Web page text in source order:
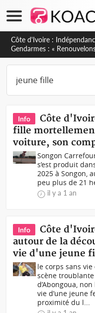
Sierra Leone : Un projet
gestation, points clés des
Info
Côte
fille
voiture, son
Songon
s’est produit
2025 à Songon,
peu plus de 21
il y a 1 an
Info
Côte
autour de la
vie d'une jeune
le corps sans
scène
d’Abongoua,
vie d’une jeune
proximité du l...